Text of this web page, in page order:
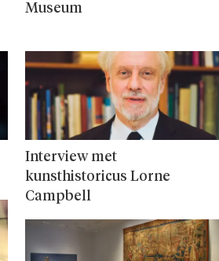
Museum
Interview met
kunsthistoricus Lorne
Campbell